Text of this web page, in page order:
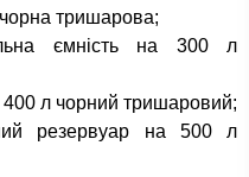
тришарова;
ємність на 300 л
400 л чорний тришаровий;
резервуар на 500 л